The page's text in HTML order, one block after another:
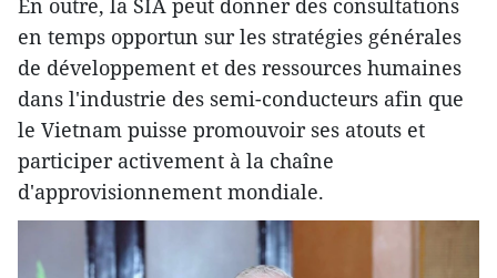
en temps opportun sur les stratégies générales
de développement et des ressources humaines
dans l'industrie des semi-conducteurs afin que
le Vietnam puisse promouvoir ses atouts et
participer activement à la chaîne
d'approvisionnement mondiale.